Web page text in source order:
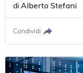
diAlberto Stefani
Condividi